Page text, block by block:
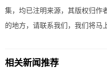
集，均已注明来源，其版权归作
的地方，请联系我们，我们将马
相关新闻推荐